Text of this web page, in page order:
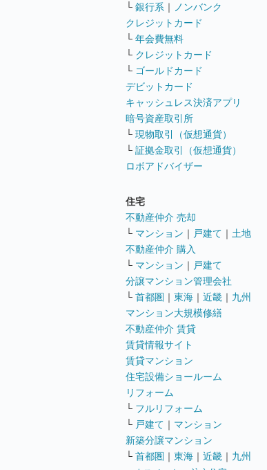
└ 銀行系 ｜
ノンバンク
クレジットカード
└ 年会費無料
└ クレジットカード
└ ゴールドカード
デビットカード
キャッシュレス決済アプリ
暗号資産取引所
└ 現物取引（仮想通貨）
└ 証拠金取引（仮想通貨）
ロボアドバイザー
住宅
不動産仲介 売却
└ マンション ｜ 戸建て ｜ 土地
不動産仲介 購入
└ マンション ｜ 戸建て
分譲マンション管理会社
└ 首都圏 ｜ 東海 ｜ 近畿 ｜ 九州
マンション大規模修繕
不動産仲介 賃貸
賃貸情報サイト
賃貸マンション
住宅設備ショールーム
リフォーム
└ フルリフォーム
└ 戸建て ｜ マンション
新築分譲マンション
└ 首都圏 ｜ 東海 ｜ 近畿 ｜ 九州